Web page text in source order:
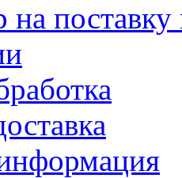
на поставку